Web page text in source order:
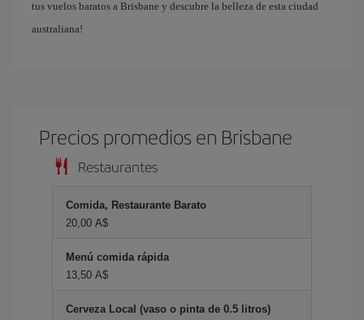
tus vuelos baratos a Brisbane y descubre la belleza de esta ciudad
australiana!
Precios promedios en Brisbane
Restaurantes
Comida, Restaurante Barato
20,00 A$
Menú comida rápida
13,50 A$
Cerveza Local (vaso o pinta de 0.5 litros)